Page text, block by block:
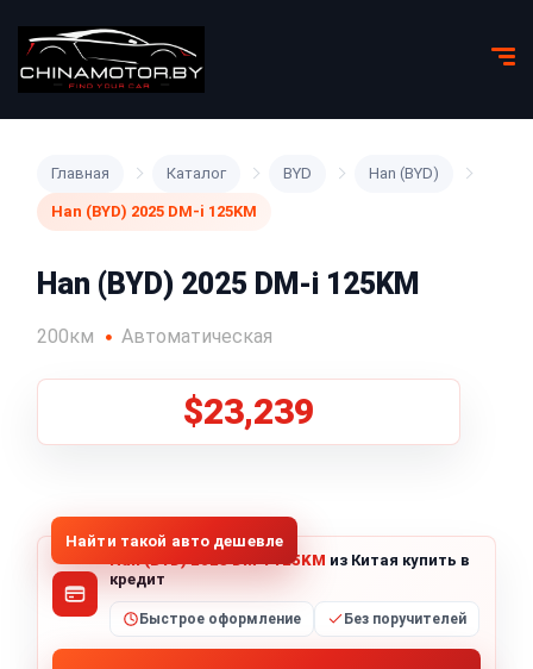
Главная Каталог BYD Han (BYD)
Han (BYD) 2025 DM-i 125KM
Han (BYD) 2025 DM-i 125KM
200км Автоматическая
$23,239
Найти такой авто дешевле
Han (BYD) 2025 DM-i 125KM из Китая купить в
кредит
Быстрое оформление Без поручителей